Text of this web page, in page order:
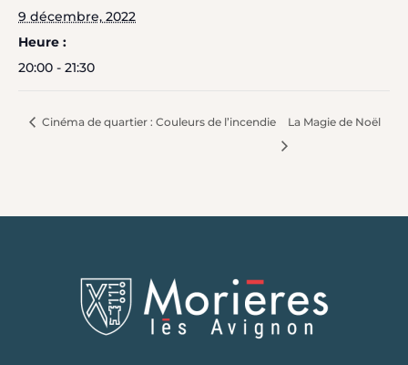
9 décembre, 2022
Heure :
20:00 - 21:30
Cinéma de quartier : Couleurs de l’incendie La Magie de Noël